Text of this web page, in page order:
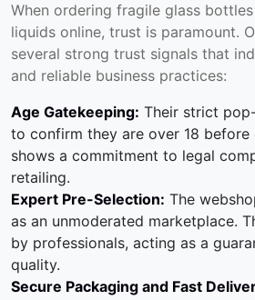
When ordering fragile glass
liquids online, trust is paramount.
several strong trust signals that
and reliable business practices:
Age Gatekeeping: Their strict
to confirm they are over 18 before
shows a commitment to legal
retailing.
Expert Pre-Selection: The
as an unmoderated marketplace.
by professionals, acting as a
quality.
Secure Packaging and Fast